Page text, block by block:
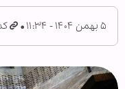
۵ بهمن ۱۴۰۴ - ۱۱:۳۴ کد